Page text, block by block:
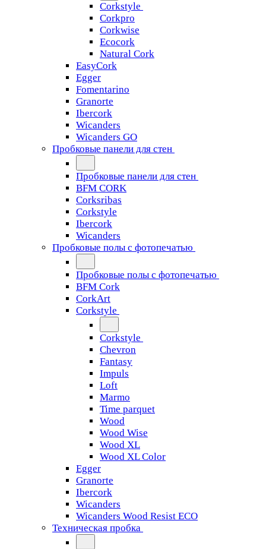
Corkstyle
Corkpro
Corkwise
Ecocork
Natural Cork
EasyCork
Egger
Fomentarino
Granorte
Ibercork
Wicanders
Wicanders GO
Пробковые панели для стен
Пробковые панели для стен
BFM CORK
Corksribas
Corkstyle
Ibercork
Wicanders
Пробковые полы с фотопечатью
Пробковые полы с фотопечатью
BFM Cork
CorkArt
Corkstyle
Corkstyle
Chevron
Fantasy
Impuls
Loft
Marmo
Time parquet
Wood
Wood Wise
Wood XL
Wood XL Color
Egger
Granorte
Ibercork
Wicanders
Wicanders Wood Resist ECO
Техническая пробка